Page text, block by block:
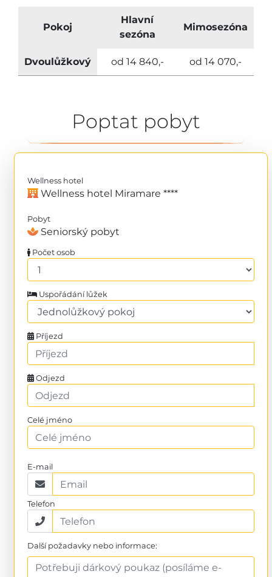
Pokoj
Hlavní
sezóna
Mimosezóna
Dvoulůžkový od 14 840,- od 14 070,-
Poptat pobyt
Wellness hotel
Wellness hotel Miramare ****
Pobyt
Seniorský pobyt
Počet osob
Uspořádání lůžek
Příjezd
Odjezd
Celé jméno
E-mail
Telefon
Další požadavky nebo informace: